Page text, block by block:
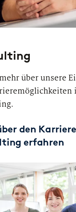
über unsere
den
erfahren